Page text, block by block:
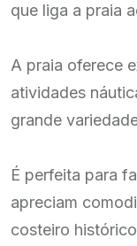
que liga a praia
A praia oferece
atividades
grande
É perfeita para
apreciam
costeiro